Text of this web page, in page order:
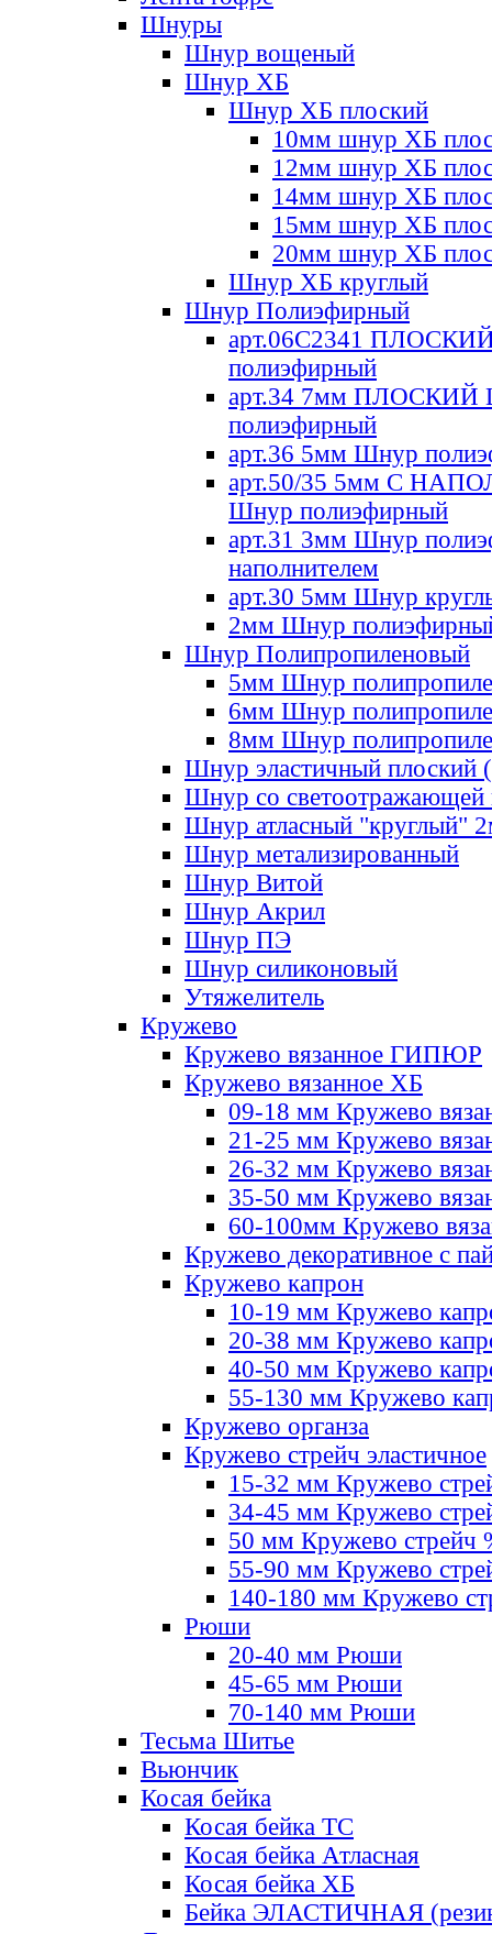
Шнуры
Шнур вощеный
Шнур ХБ
Шнур ХБ плоский
10мм шнур ХБ
12мм шнур ХБ
14мм шнур ХБ
15мм шнур ХБ
20мм шнур ХБ
Шнур ХБ круглый
Шнур Полиэфирный
арт.06С2341
полиэфирный
арт.34 7мм ПЛОСКИЙ
полиэфирный
арт.36 5мм Шнур
арт.50/35 5мм С
Шнур полиэфирный
арт.31 3мм Шнур
наполнителем
арт.30 5мм Шнур
2мм Шнур
Шнур Полипропиленовый
5мм Шнур
6мм Шнур
8мм Шнур
Шнур эластичный плоский
Шнур со светоотражающей
Шнур атласный "круглый"
Шнур метализированный
Шнур Витой
Шнур Акрил
Шнур ПЭ
Шнур силиконовый
Утяжелитель
Кружево
Кружево вязанное ГИПЮР
Кружево вязанное ХБ
09-18 мм Кружево
21-25 мм Кружево
26-32 мм Кружево
35-50 мм Кружево
60-100мм Кружево
Кружево декоративное с
Кружево капрон
10-19 мм Кружево
20-38 мм Кружево
40-50 мм Кружево
55-130 мм Кружево
Кружево органза
Кружево стрейч эластичное
15-32 мм Кружево
34-45 мм Кружево
50 мм Кружево стрейч
55-90 мм Кружево
140-180 мм Кружево
Рюши
20-40 мм Рюши
45-65 мм Рюши
70-140 мм Рюши
Тесьма Шитье
Вьюнчик
Косая бейка
Косая бейка ТС
Косая бейка Атласная
Косая бейка ХБ
Бейка ЭЛАСТИЧНАЯ